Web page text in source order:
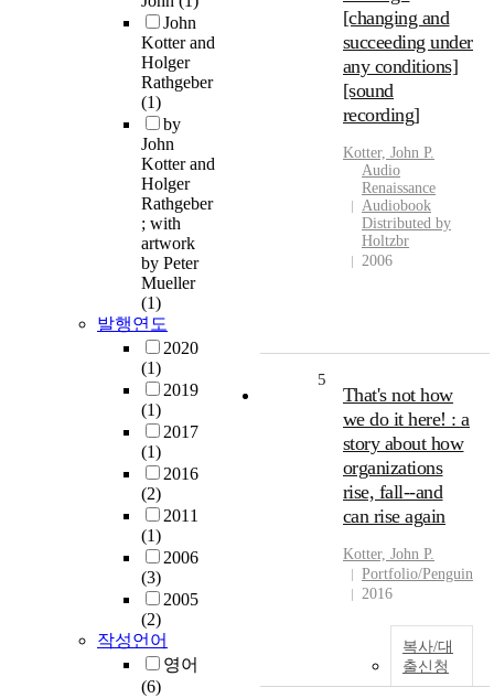
John
Kotter and
Holger
Rathgeber
(1)
by
John
Kotter and
Holger
Rathgeber
; with
artwork
by Peter
Mueller
(1)
발행연도
2020
(1)
2019
(1)
2017
(1)
2016
(2)
2011
(1)
2006
(3)
2005
(2)
작성언어
영어
(6)
[changing and
succeeding under
any conditions]
[sound
recording]
Kotter, John P.
Audio
Renaissance
Audiobook
Distributed by
Holtzbr
2006
5
That's not how
we do it here! : a
story about how
organizations
rise, fall--and
can rise again
Kotter, John P.
Portfolio/Penguin
2016
복사/대
출신청